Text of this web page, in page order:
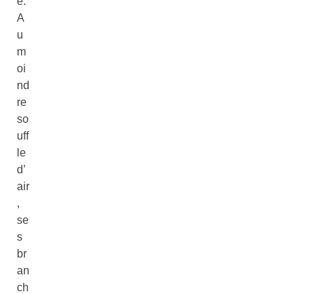
A
u
m
oi
nd
re
so
uff
le
d’
air
,
se
s
br
an
ch